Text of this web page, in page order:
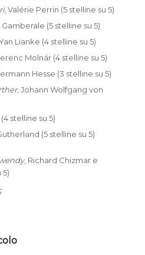
, Valérie Perrin (5 stelline su 5)
Gamberale (5 stelline su 5)
Lianke (4 stelline su 5)
Molnár (4 stelline su 5)
Hesse (3 stelline su 5)
, Johann Wolfgang von
stelline su 5)
(5 stelline su 5)
, Richard Chizmar e
5)